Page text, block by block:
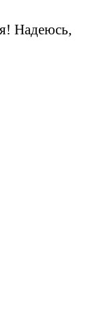
Надеюсь,